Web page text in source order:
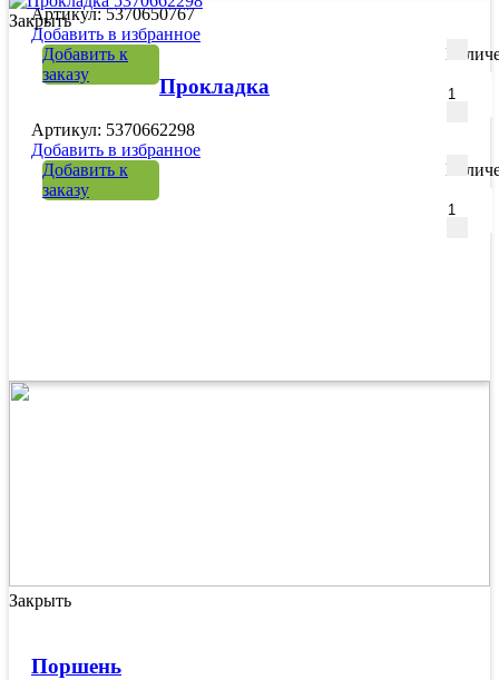
Артикул: 5370650767
Добавить в избранное
Добавить к
заказу
Закрыть
Прокладка
Артикул: 5370662298
Добавить в избранное
Добавить к
заказу
Закрыть
Поршень